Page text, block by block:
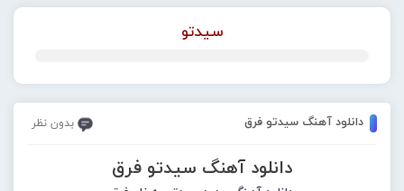
سیدتو
دانلود آهنگ سیدتو فرق بدون نظر
دانلود آهنگ سیدتو فرق